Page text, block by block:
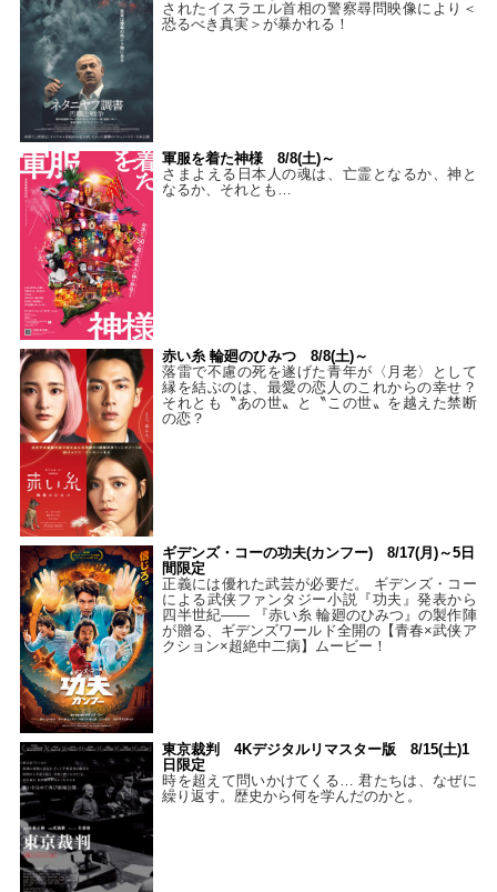
されたイスラエル首相の警察尋問映像により＜
恐るべき真実＞が暴かれる！
軍服を着た神様 8/8(土)～
さまよえる日本人の魂は、亡霊となるか、神と
なるか、それとも…
赤い糸 輪廻のひみつ 8/8(土)～
落雷で不慮の死を遂げた青年が〈月老〉として
縁を結ぶのは、最愛の恋人のこれからの幸せ？
それとも〝あの世〟と〝この世〟を越えた禁断
の恋？
ギデンズ・コーの功夫(カンフー) 8/17(月)～5日
間限定
正義には優れた武芸が必要だ。 ギデンズ・コー
による武侠ファンタジー小説『功夫』発表から
四半世紀―― 『赤い糸 輪廻のひみつ』の製作陣
が贈る、ギデンズワールド全開の【青春×武侠ア
クション×超絶中二病】ムービー！
東京裁判 4Kデジタルリマスター版 8/15(土)1
日限定
時を超えて問いかけてくる… 君たちは、なぜに
繰り返す。歴史から何を学んだのかと。